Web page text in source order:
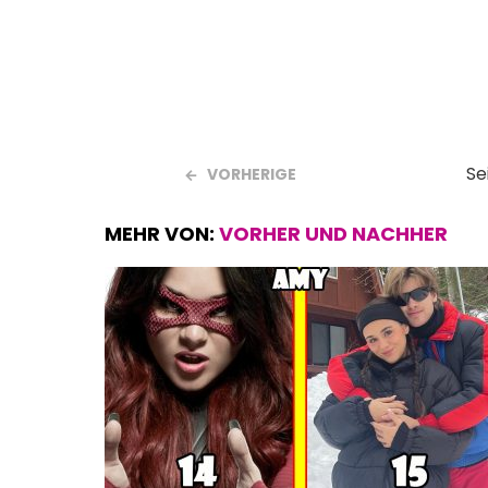
VORHERIGE
MEHR VON: VORHER UND NACHHER